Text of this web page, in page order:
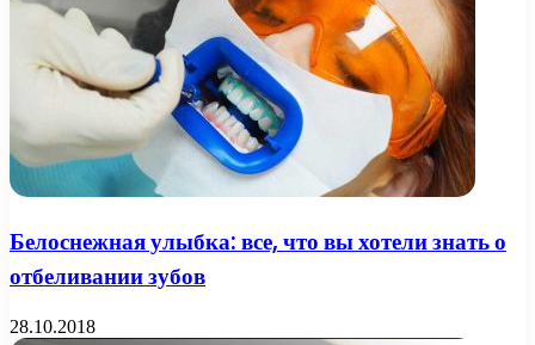
Белоснежная улыбка: все, что вы хотели знать о
отбеливании зубов
28.10.2018